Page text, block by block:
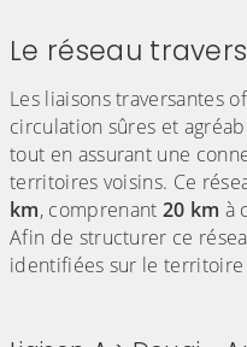
Le réseau
Les liaisons traversantes
circulation sûres et
tout en assurant une
territoires voisins. Ce
km, comprenant 20 km à
Afin de structurer ce
identifiées sur le territoire